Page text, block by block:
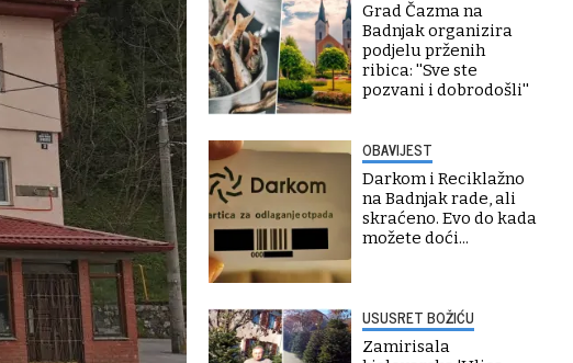
Grad Čazma na
Badnjak organizira
podjelu prženih
ribica: ''Sve ste
pozvani i dobrodošli''
OBAVIJEST
Darkom i Reciklažno
na Badnjak rade, ali
skraćeno. Evo do kada
možete doći...
USUSRET BOŽIĆU
Zamirisala